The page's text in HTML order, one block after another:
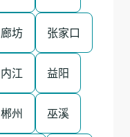
廊坊 张家口
内江 益阳
郴州 巫溪